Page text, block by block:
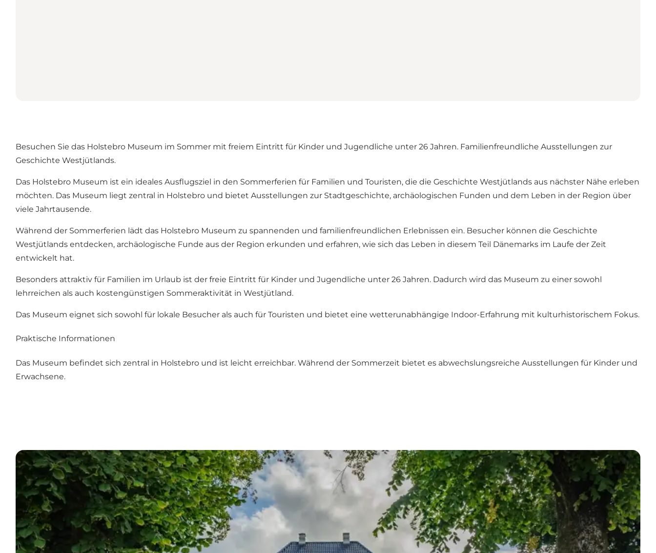
Besuchen Sie das Holstebro Museum im Sommer mit freiem Eintritt für Kinder und Jugendliche unter 26 Jahren. Familienfreundliche Ausstellungen zur
Geschichte Westjütlands.
Das Holstebro Museum ist ein ideales Ausflugsziel in den Sommerferien für Familien und Touristen, die die Geschichte Westjütlands aus nächster Nähe erleben
möchten. Das Museum liegt zentral in Holstebro und bietet Ausstellungen zur Stadtgeschichte, archäologischen Funden und dem Leben in der Region über
viele Jahrtausende.
Während der Sommerferien lädt das Holstebro Museum zu spannenden und familienfreundlichen Erlebnissen ein. Besucher können die Geschichte
Westjütlands entdecken, archäologische Funde aus der Region erkunden und erfahren, wie sich das Leben in diesem Teil Dänemarks im Laufe der Zeit
entwickelt hat.
Besonders attraktiv für Familien im Urlaub ist der freie Eintritt für Kinder und Jugendliche unter 26 Jahren. Dadurch wird das Museum zu einer sowohl
lehrreichen als auch kostengünstigen Sommeraktivität in Westjütland.
Das Museum eignet sich sowohl für lokale Besucher als auch für Touristen und bietet eine wetterunabhängige Indoor-Erfahrung mit kulturhistorischem Fokus.
Praktische Informationen
Das Museum befindet sich zentral in Holstebro und ist leicht erreichbar. Während der Sommerzeit bietet es abwechslungsreiche Ausstellungen für Kinder und
Erwachsene.